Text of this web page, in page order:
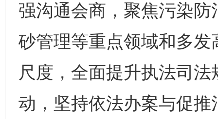
强沟通会商，聚焦污染
砂管理等重点领域和多
尺度，全面提升执法司
动，坚持依法办案与促